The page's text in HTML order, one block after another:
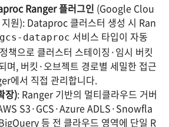
Ranger 플러그인 (Google Clou
원): Dataproc 클러스터 생성 시 Ran
gcs-dataproc 서비스 타입이 자동
책으로 클러스터 스테이징·임시 버킷
며, 버킷·오브젝트 경로별 세밀한 접근
에서 직접 관리합니다.
장): Ranger 기반의 멀티클라우드 거버
S3·GCS·Azure ADLS·Snowfla
등 전 클라우드 영역에 단일 R